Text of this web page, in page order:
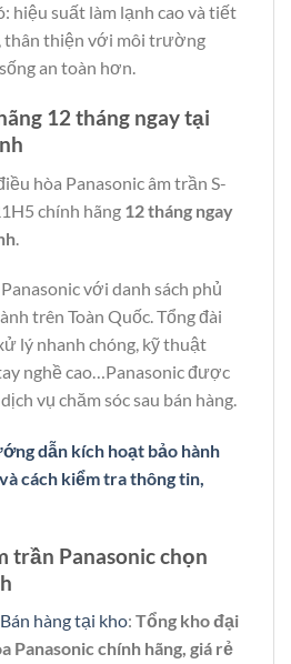
hiệu suất làm lạnh cao và tiết
thân thiện với môi trường
an toàn hơn.
12 tháng ngay tại
hòa Panasonic âm trần S-
chính hãng 12 tháng ngay
với danh sách phủ
trên Toàn Quốc. Tổng đài
lý nhanh chóng, kỹ thuật
nghề cao…Panasonic được
vụ chăm sóc sau bán hàng.
dẫn kích hoạt bảo hành
cách kiểm tra thông tin,
trần Panasonic chọn
Bán hàng tại kho: Tổng kho đại
Panasonic chính hãng, giá rẻ